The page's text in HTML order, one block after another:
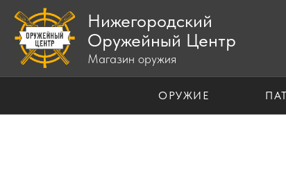
Нижегородский
Оружейный Центр
Магазин оружия
ОРУЖИЕ